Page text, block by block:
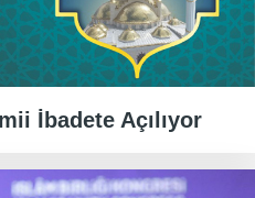
İbadete Açılıyor